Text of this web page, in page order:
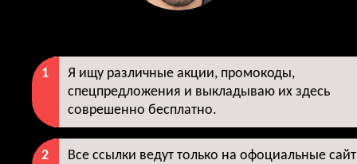
Я ищу различные акции, промокоды,
спецпредложения и выкладываю их здесь
соврешенно бесплатно.
Все ссылки ведут только на офоциальные